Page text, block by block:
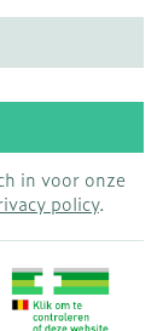
in voor onze
policy.